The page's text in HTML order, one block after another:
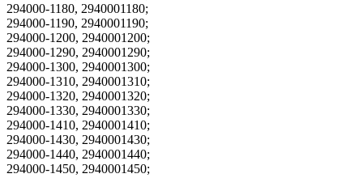
294000-1180, 2940001180;
294000-1190, 2940001190;
294000-1200, 2940001200;
294000-1290, 2940001290;
294000-1300, 2940001300;
294000-1310, 2940001310;
294000-1320, 2940001320;
294000-1330, 2940001330;
294000-1410, 2940001410;
294000-1430, 2940001430;
294000-1440, 2940001440;
294000-1450, 2940001450;